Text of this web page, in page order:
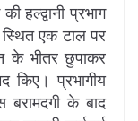
हल्द्वानी प्रभाग
एक टाल पर
के भीतर छुपाकर
प्रभागीय
बरामदगी के बाद